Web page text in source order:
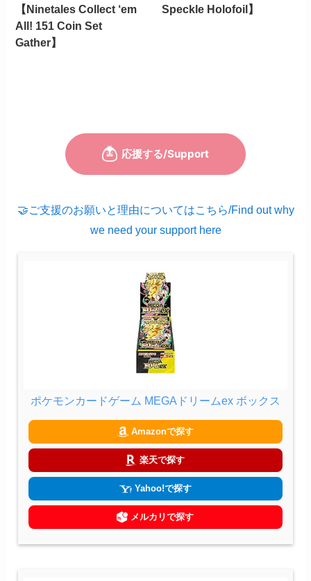
【Ninetales Collect ‘em
All! 151 Coin Set
Gather】
Speckle Holofoil】
🤝ご支援のお願いと理由についてはこちら/Find out why
we need your support here
ポケモンカードゲーム MEGAドリームex ボックス
Amazonで探す
楽天で探す
Yahoo!で探す
メルカリで探す